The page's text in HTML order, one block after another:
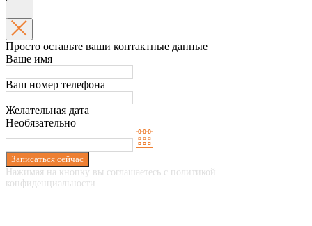
Просто оставьте ваши контактные данные
Ваше имя
Ваш номер телефона
Желательная дата
Необязательно
Записаться сейчас
Нажимая на кнопку вы соглашаетесь с политикой
конфиденциальности